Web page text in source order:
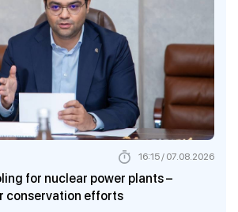
for nuclear power plants –
conservation efforts
16:15 / 07.08.2026